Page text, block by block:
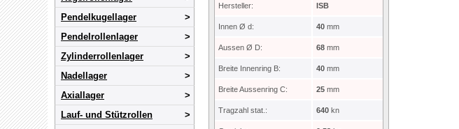
Pendelkugellager
Pendelrollenlager
Zylinderrollenlager
Nadellager
Axiallager
Lauf- und Stützrollen
Hersteller: ISB
Innen Ø d: 40 mm
Aussen Ø D: 68 mm
Breite Innenring B: 40 mm
Breite Aussenring C: 25 mm
Tragzahl stat.: 640 kn